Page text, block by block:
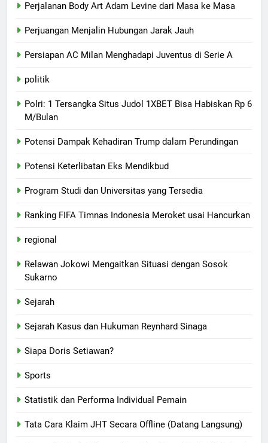
Perjalanan Body Art Adam Levine dari Masa ke Masa
Perjuangan Menjalin Hubungan Jarak Jauh
Persiapan AC Milan Menghadapi Juventus di Serie A
politik
Polri: 1 Tersangka Situs Judol 1XBET Bisa Habiskan Rp 6
M/Bulan
Potensi Dampak Kehadiran Trump dalam Perundingan
Potensi Keterlibatan Eks Mendikbud
Program Studi dan Universitas yang Tersedia
Ranking FIFA Timnas Indonesia Meroket usai Hancurkan
regional
Relawan Jokowi Mengaitkan Situasi dengan Sosok
Sukarno
Sejarah
Sejarah Kasus dan Hukuman Reynhard Sinaga
Siapa Doris Setiawan?
Sports
Statistik dan Performa Individual Pemain
Tata Cara Klaim JHT Secara Offline (Datang Langsung)